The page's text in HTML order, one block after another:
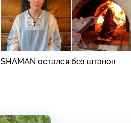
SHAMAN остался без штанов